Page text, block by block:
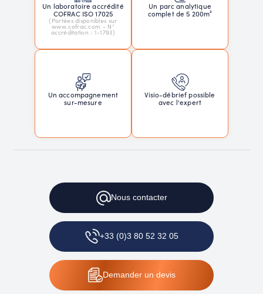
Un laboratoire accrédité
COFRAC ISO 17025
(Portées disponibles sur
www.cofrac.com - N°
accréditation : 1-1793)
Un parc analytique
complet de 5 200m²
Un accompagnement
sur-mesure
Visio-débrief possible
avec l'expert
Nouscontacter
+33 (0)3 80 52 32 05
Demanderun devis